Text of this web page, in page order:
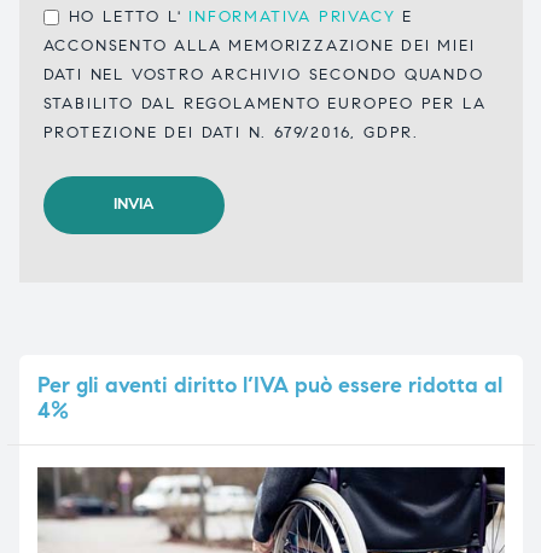
HO LETTO L' INFORMATIVA PRIVACY E
ACCONSENTO ALLA MEMORIZZAZIONE DEI MIEI
DATI NEL VOSTRO ARCHIVIO SECONDO QUANDO
STABILITO DAL REGOLAMENTO EUROPEO PER LA
PROTEZIONE DEI DATI N. 679/2016, GDPR.
Pergli aventi diritto l’IVA può essere ridotta al
4%